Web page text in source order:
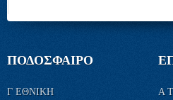
ΠΟΔΟΣΦΑΙΡΟ
Γ ΕΘΝΙΚΗ
Α